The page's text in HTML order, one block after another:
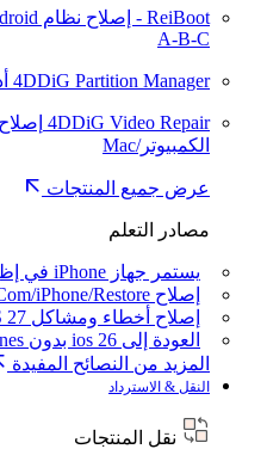
ReiBoot - إصلاح نظام Android
A-B-C
4DDiG Partition Manager
4DDiG Video Repair
الكمبيوتر/Mac
عرض جميع المنتجات
مصادر التعلم
يستمر جهاز iPhone في إظهار شعار Apple وإيقاف تشغيله
إصلاح Support Apple Com/iPhone/Restore
إصلاح أخطاء ومشاكل iOS 27
العودة إلى ios 26 بدون iTunes
المزيد من النصائح المفيدة
النقل & الاسترداد
نقل المنتجات